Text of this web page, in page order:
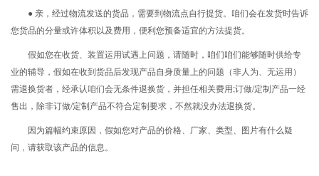
● 亲，经过物流发送的货品，需要到物流点自行提货。咱们会在发货时告诉
您货品的分量或许体积以及费用，便利您预备适宜的方法提货。
假如您在收货、装置运用试遇上问题，请随时，咱们咱们能够随时供给专
业的辅导，假如在收到货品后发现产品自身质量上的问题（非人为、无运用）
需退换货者，经承认咱们会无条件退换货，并担任相关费用;订做/定制产品一经
售出，除非订做/定制产品不符合定制要求，不然就没办法退换货。
因为篇幅约束原因，假如您对产品的价格、厂家、类型、图片有什么疑
问，请获取该产品的信息。